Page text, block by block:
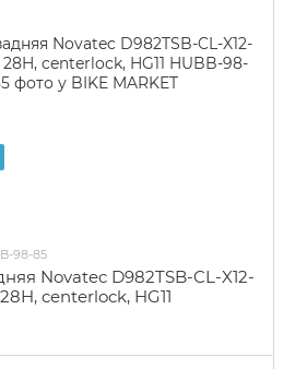
98-85
Novatec D982TSB-CL-X12-
28H, centerlock, HG11